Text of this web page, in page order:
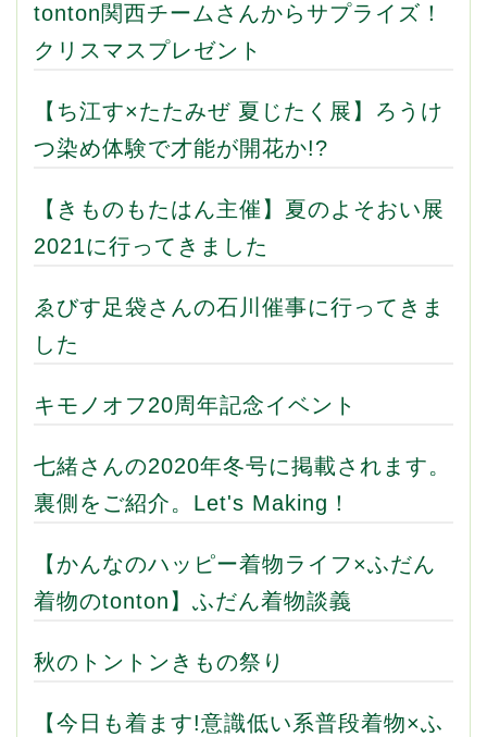
tonton関西チームさんからサプライズ！
クリスマスプレゼント
【ち江す×たたみぜ 夏じたく展】ろうけ
つ染め体験で才能が開花か!?
【きものもたはん主催】夏のよそおい展
2021に行ってきました
ゑびす足袋さんの石川催事に行ってきま
した
キモノオフ20周年記念イベント
七緒さんの2020年冬号に掲載されます。
裏側をご紹介。Let's Making！
【かんなのハッピー着物ライフ×ふだん
着物のtonton】ふだん着物談義
秋のトントンきもの祭り
【今日も着ます!意識低い系普段着物×ふ